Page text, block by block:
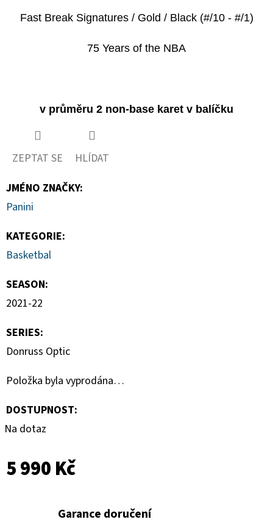
Fast Break Signatures / Gold / Black (#/10 - #/1)
75 Years of the NBA
v průměru 2 non-base karet v balíčku
ZEPTAT SE
HLÍDAT
JMÉNO ZNAČKY:
Panini
KATEGORIE:
Basketbal
SEASON:
2021-22
SERIES:
Donruss Optic
Položka byla vyprodána…
DOSTUPNOST:
Na dotaz
5 990 Kč
Garance doručení